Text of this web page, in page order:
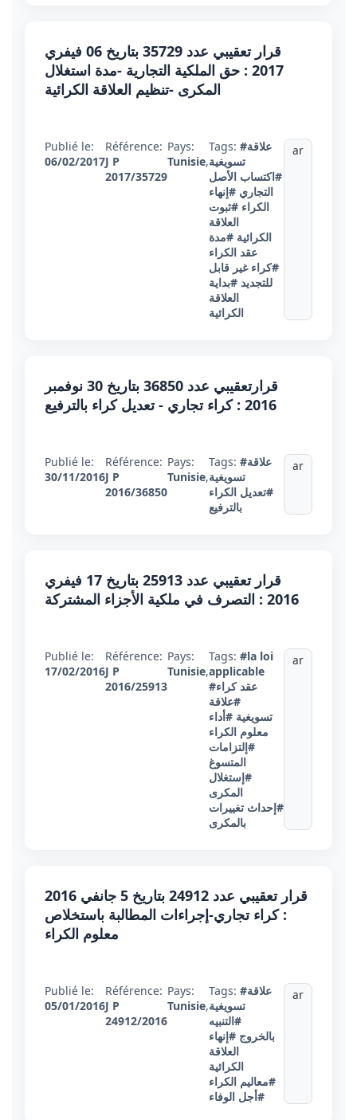
قرار تعقيبي عدد 35729 بتاريخ 06 فيفري
2017 : حق الملكية التجارية -مدة استغلال
المكرى -تنظيم العلاقة الكرائية
Publié le:
06/02/2017
Référence:
J P
2017/35729
Pays:
Tunisie,
Tags: #علاقة
تسويغية
#اكتساب الأصل
التجاري #إنهاء
الكراء #ثبوت
العلاقة
الكرائية #مدة
عقد الكراء
#كراء غير قابل
للتجديد #بداية
العلاقة
الكرائية
ar
قرارتعقيبي عدد 36850 بتاريخ 30 نوفمبر
2016 : كراء تجاري - تعديل كراء بالترفيع
Publié le:
30/11/2016
Référence:
J P
2016/36850
Pays:
Tunisie,
Tags: #علاقة
تسويغية
#تعديل الكراء
بالترفيع
ar
قرار تعقيبي عدد 25913 بتاريخ 17 فيفري
2016 : التصرف في ملكية الأجزاء المشتركة
Publié le:
17/02/2016
Référence:
J P
2016/25913
Pays:
Tunisie,
Tags: #la loi
applicable
#عقد كراء
#علاقة
تسويغية #أداء
معلوم الكراء
#إلتزامات
المتسوغ
#إستغلال
المكرى
#إحداث تغييرات
بالمكرى
ar
قرار تعقيبي عدد 24912 بتاريخ 5 جانفي 2016
: كراء تجاري-إجراءات المطالبة باستخلاص
معلوم الكراء
Publié le:
05/01/2016
Référence:
J P
24912/2016
Pays:
Tunisie,
Tags: #علاقة
تسويغية
#التنبيه
بالخروج #إنهاء
العلاقة
الكرائية
#معاليم الكراء
#أجل الوفاء
ar